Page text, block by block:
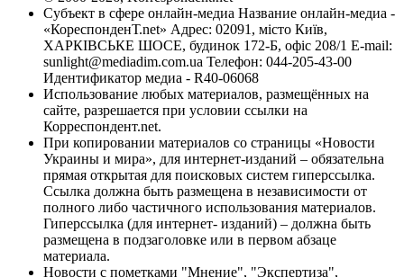
Субъект в сфере онлайн-медиа Название онлайн-медиа -
«КореспонденТ.net» Адрес: 02091, місто Київ,
ХАРКІВСЬКЕ ШОСЕ, будинок 172-Б, офіс 208/1 E-mail:
sunlight@mediadim.com.ua Телефон: 044-205-43-00
Идентификатор медиа - R40-06068
Использование любых материалов, размещённых на
сайте, разрешается при условии ссылки на
Корреспондент.net.
При копировании материалов со страницы «Новости
Украины и мира», для интернет-изданий – обязательна
прямая открытая для поисковых систем гиперссылка.
Ссылка должна быть размещена в независимости от
полного либо частичного использования материалов.
Гиперссылка (для интернет- изданий) – должна быть
размещена в подзаголовке или в первом абзаце
материала.
Новости с пометками "Мнение", "Экспертиза",